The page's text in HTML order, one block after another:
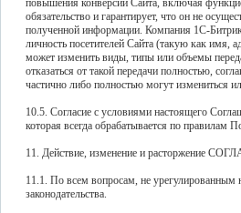
повышения конверсии Сайта, включая
обязательство и гарантирует, что он не
полученной информации. Компания 1С-
личность посетителей Сайта (такую как имя,
может изменить виды, типы или объемы
отказаться от такой передачи полностью,
частично либо полностью могут измениться
10.5. Согласие с условиями настоящего
которая всегда обрабатывается по
11. Действие, изменение и расторжение
11.1. По всем вопросам, не
законодательства.